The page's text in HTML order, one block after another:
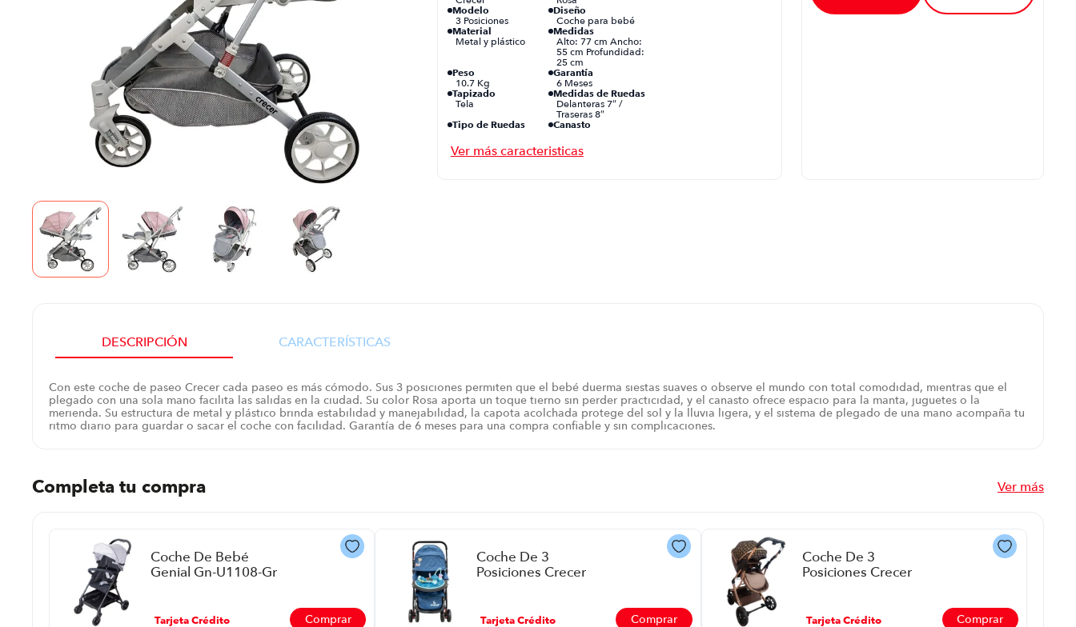
Modelo
3 Posiciones
Diseño
Coche para bebé
Material
Metal y plástico
Medidas
Alto: 77 cm Ancho:
55 cm Profundidad:
25 cm
Peso
10.7 Kg
Garantía
6 Meses
Tapizado
Tela
Medidas de Ruedas
Delanteras 7″ /
Traseras 8″
Tipo de Ruedas
Canasto
Plegado
Con una mano
DESCRIPCIÓN CARACTERÍSTICAS
Con este coche de paseo Crecer cada paseo es más cómodo. Sus 3 posiciones permiten que el bebé duerma siestas suaves o observe el mundo con total comodidad, mientras que el
plegado con una sola mano facilita las salidas en la ciudad. Su color Rosa aporta un toque tierno sin perder practicidad, y el canasto ofrece espacio para la manta, juguetes o la
merienda. Su estructura de metal y plástico brinda estabilidad y manejabilidad, la capota acolchada protege del sol y la lluvia ligera, y el sistema de plegado de una mano acompaña tu
ritmo diario para guardar o sacar el coche con facilidad. Garantía de 6 meses para una compra confiable y sin complicaciones.
Completa tu compra Ver más
Coche De Bebé
Genial Gn-U1108-Gr
Tarjeta Crédito
Comprar
Coche De 3
Posiciones Crecer
Tarjeta Crédito
Comprar
Coche De 3
Posiciones Crecer
Café
Tarjeta Crédito
Comprar